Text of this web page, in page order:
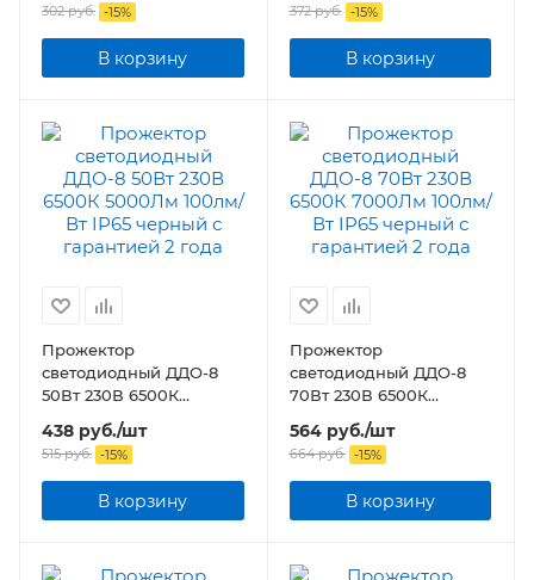
302руб. -15%
В корзину
372руб. -15%
В корзину
Прожектор
светодиодный ДДО-8
50Вт 230В 6500К
5000Лм 100лм/Вт IP65
черный
438 руб./шт
515руб. -15%
В корзину
Прожектор
светодиодный ДДО-8
70Вт 230В 6500К
7000Лм 100лм/Вт IP65
черный
564руб./шт
664руб. -15%
В корзину